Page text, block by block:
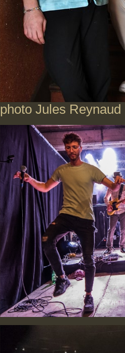
photo Jules Reynaud